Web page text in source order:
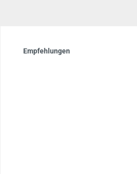
Produktgalerie überspringen
Empfehlungen